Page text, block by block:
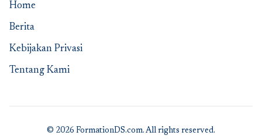
Home
Berita
Kebijakan Privasi
Tentang Kami
© 2026 FormationDS.com. All rights reserved.